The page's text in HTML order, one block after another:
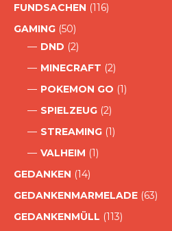
FUNDSACHEN (116)
GAMING (50)
DND (2)
MINECRAFT (2)
POKEMON GO (1)
SPIELZEUG (2)
STREAMING (1)
VALHEIM (1)
GEDANKEN (14)
GEDANKENMARMELADE (63)
GEDANKENMÜLL (113)